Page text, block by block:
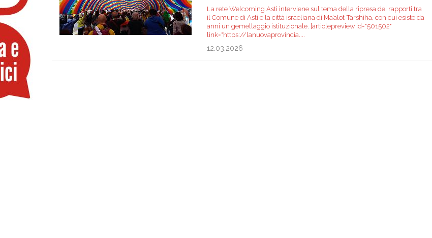
La rete Welcoming Asti interviene sul tema della ripresa dei rapporti tra
il Comune di Asti e la città israeliana di Ma’alot-Tarshiha, con cui esiste da
anni un gemellaggio istituzionale. [articlepreview id="501502"
link="https://lanuovaprovincia.
12.03.2026